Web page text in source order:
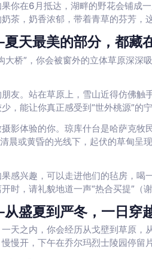
你在6月抵达，湖畔的野花会铺成
茶，奶香浓郁，带着青草的芬芳，
天最美的部分，都藏
大桥”，你会被窗外的立体草原深深
友。站在草原上，雪山近得仿佛触
，能让你真正感受到“世外桃源”的宁
影体验的你。琼库什台是哈萨克牧
晨或黄昏的光线下，起伏的草甸呈
感兴趣，可以走进他们的毡房，喝
时，请礼貌地道一声“热合买提”（谢
盛夏到严冬，一日穿
天之内，你会经历从戈壁到草原
慢开，下午在乔尔玛烈士陵园停留